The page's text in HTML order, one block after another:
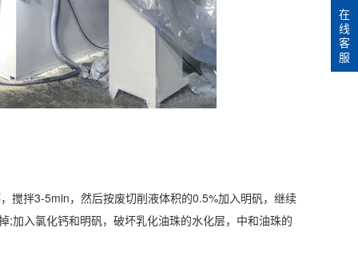
拌3-5min，然后按废切削液体积的0.5%加入明矾，继续
加入氯化钙和明矾，破坏乳化油珠的水化层，中和油珠的
在
线
客
服